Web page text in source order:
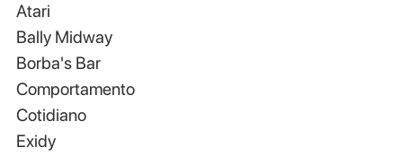
Atari
Bally Midway
Borba's Bar
Comportamento
Cotidiano
Exidy